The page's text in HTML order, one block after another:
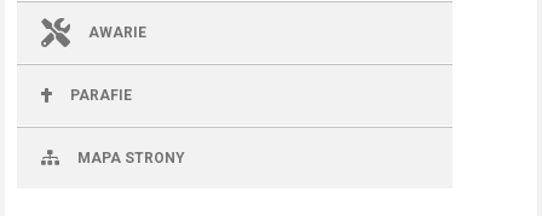
AWARIE
PARAFIE
MAPA STRONY